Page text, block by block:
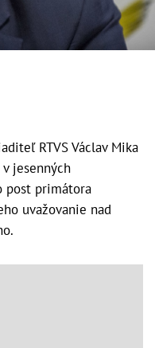
RTVS Václav Mika
jesenných
post primátora
uvažovanie nad